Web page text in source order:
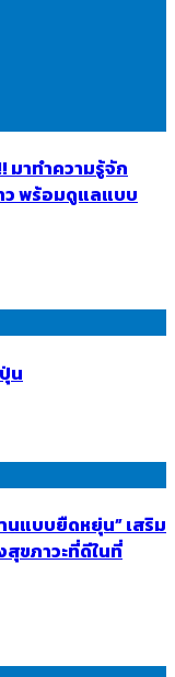
มาทำความรู้จัก
าว พร้อมดูแลแบบ
น
นแบบยืดหยุ่น” เสริม
ขภาวะที่ดีในที่